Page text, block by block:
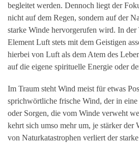
begleitet werden. Dennoch liegt der
nicht auf dem Regen, sondern auf der
starke Winde hervorgerufen wird. In
Element Luft stets mit dem Geistigen
hierbei von Luft als dem Atem des
auf die eigene spirituelle Energie oder
Im Traum steht Wind meist für etwas
sprichwörtliche frische Wind, der in
oder Sorgen, die vom Winde verweht
kehrt sich umso mehr um, je stärker der
von Naturkatastrophen verliert der